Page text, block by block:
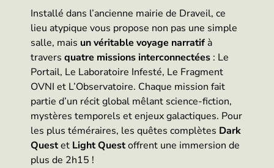
Installé dans l’ancienne mairie de Draveil, ce
lieu atypique vous propose non pas une simple
salle, mais un véritable voyage narratif à
travers quatre missions interconnectées : Le
Portail, Le Laboratoire Infesté, Le Fragment
OVNI et L’Observatoire. Chaque mission fait
partie d’un récit global mêlant science-fiction,
mystères temporels et enjeux galactiques. Pour
les plus téméraires, les quêtes complètes Dark
Questet Light Questoffrent une immersion de
plus de 2h15 !